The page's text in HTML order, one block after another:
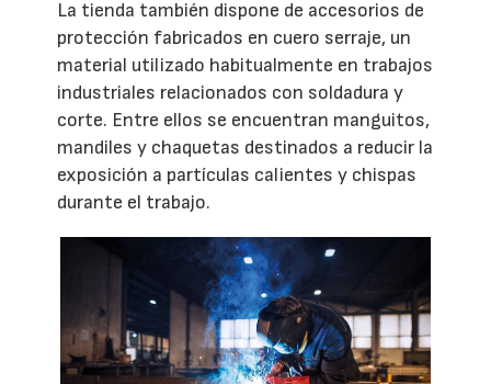
La tienda también dispone de accesorios de
protección fabricados en cuero serraje, un
material utilizado habitualmente en trabajos
industriales relacionados con soldadura y
corte. Entre ellos se encuentran manguitos,
mandiles y chaquetas destinados a reducir la
exposición a partículas calientes y chispas
durante el trabajo.